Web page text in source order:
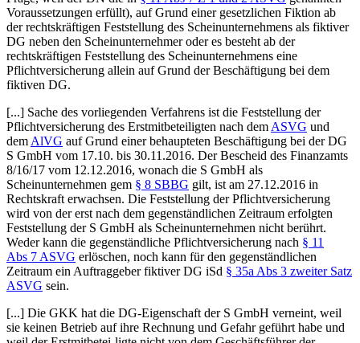
Voraussetzungen erfüllt), auf Grund einer gesetzlichen Fiktion ab
der rechtskräftigen Feststellung des Scheinunternehmens als fiktiver
DG neben den Scheinunternehmer oder es besteht ab der
rechtskräftigen Feststellung des Scheinunternehmens eine
Pflichtversicherung allein auf Grund der Beschäftigung bei dem
fiktiven DG.
[...] Sache des vorliegenden Verfahrens ist die Feststellung der
Pflichtversicherung des Erstmitbeteiligten nach dem ASVG und
dem AlVG auf Grund einer behaupteten Beschäftigung bei der DG
S GmbH vom 17.10. bis 30.11.2016. Der Bescheid des Finanzamts
8/16/17 vom 12.12.2016, wonach die S GmbH als
Scheinunternehmen gem § 8 SBBG gilt, ist am 27.12.2016 in
Rechtskraft erwachsen. Die Feststellung der Pflichtversicherung
wird von der erst nach dem gegenständlichen Zeitraum erfolgten
Feststellung der S GmbH als Scheinunternehmen nicht berührt.
Weder kann die gegenständliche Pflichtversicherung nach § 11
Abs 7 ASVG erlöschen, noch kann für den gegenständlichen
Zeitraum ein Auftraggeber fiktiver DG iSd § 35a Abs 3 zweiter Satz
ASVG sein.
[...] Die GKK hat die DG-Eigenschaft der S GmbH verneint, weil
sie keinen Betrieb auf ihre Rechnung und Gefahr geführt habe und